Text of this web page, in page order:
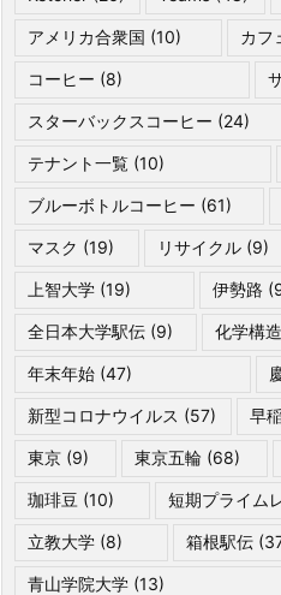
アメリカ合衆国 (10) カフ
コーヒー (8)
スターバックスコーヒー (24)
テナント一覧 (10)
ブルーボトルコーヒー (61)
マスク (19) リサイクル (9)
上智大学 (19) 伊勢路
全日本大学駅伝 (9) 化学構
年末年始 (47)
新型コロナウイルス (57) 早
東京 (9) 東京五輪 (68)
珈琲豆 (10) 短期プライム
立教大学 (8) 箱根駅伝
青山学院大学 (13)